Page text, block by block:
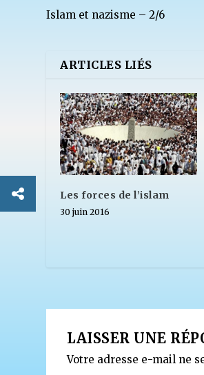
Islam et nazisme – 2/6
ARTICLES LIÉS
Les forces de l’islam
30 juin 2016
LAISSER UNE
Votre adresse e-mail ne